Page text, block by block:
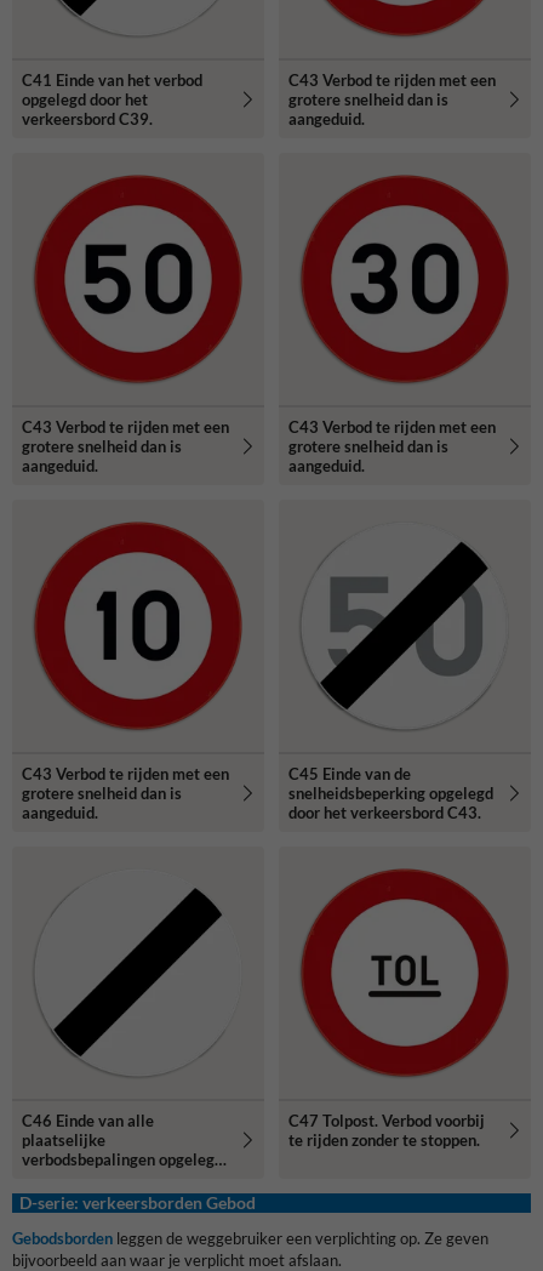
C41 Einde van het verbod
opgelegd door het
verkeersbord C39.
C43 Verbod te rijden met een
grotere snelheid dan is
aangeduid.
C43 Verbod te rijden met een
grotere snelheid dan is
aangeduid.
C43 Verbod te rijden met een
grotere snelheid dan is
aangeduid.
C43 Verbod te rijden met een
grotere snelheid dan is
aangeduid.
C45 Einde van de
snelheidsbeperking opgelegd
door het verkeersbord C43.
C46 Einde van alle
plaatselijke
verbodsbepalingen opgelegd
beweging.
C47 Tolpost. Verbod voorbij
te rijden zonder te stoppen.
D-serie: verkeersborden Gebod
Gebodsborden leggen de weggebruiker een verplichting op. Ze geven
bijvoorbeeld aan waar je verplicht moet afslaan.